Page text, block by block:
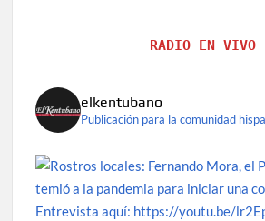
RADIO EN VIVO
elkentubano
Publicación para la comunidad